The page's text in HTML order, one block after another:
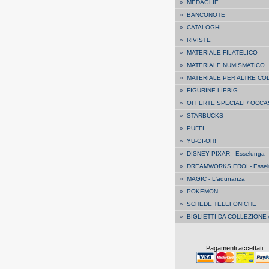
» MEDAGLIE
» BANCONOTE
» CATALOGHI
» RIVISTE
» MATERIALE FILATELICO
» MATERIALE NUMISMATICO
» MATERIALE PER ALTRE
» FIGURINE LIEBIG
» OFFERTE SPECIALI /
» STARBUCKS
» PUFFI
» YU-GI-OH!
» DISNEY PIXAR - Esselunga
» DREAMWORKS EROI -
» MAGIC - L'adunanza
» POKEMON
» SCHEDE TELEFONICHE
» BIGLIETTI DA COLLEZIONE
Pagamenti accettati: